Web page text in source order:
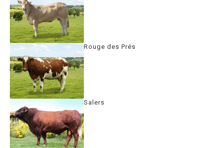
Rouge des Prés
Salers